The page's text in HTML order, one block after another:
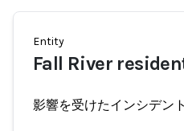
Entity
Fall River
影響を受けたインシデント